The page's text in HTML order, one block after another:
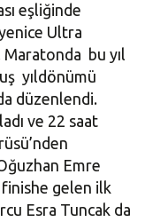
eşliğinde
Ultra
bu yıl
yıldönümü
düzenlendi.
ve 22 saat
Emre
finishe gelen ilk
Esra Tuncak da